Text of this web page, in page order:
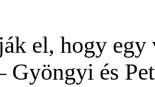
el, hogy
Gyöngyi és